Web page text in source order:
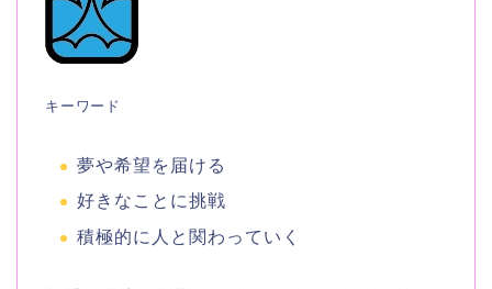
キーワード
夢や希望を届ける
好きなことに挑戦
積極的に人と関わっていく